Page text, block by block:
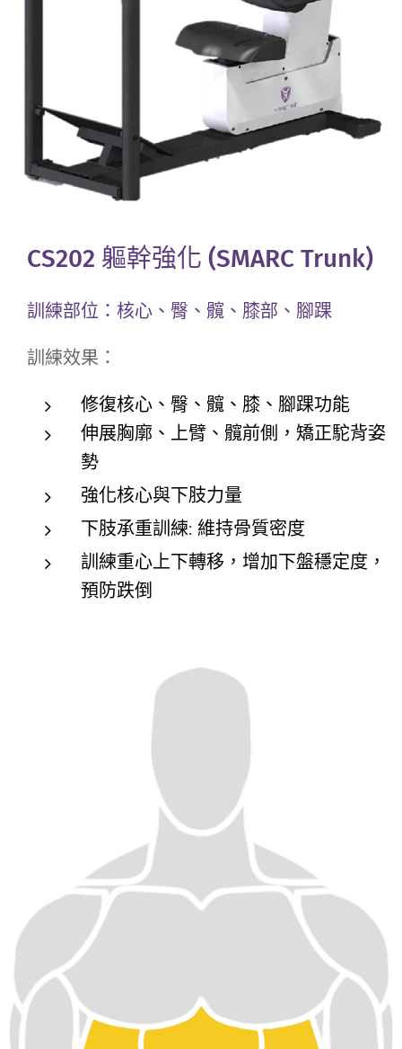
CS202 軀幹強化 (SMARC Trunk)
訓練部位： 核心、臀、髖、膝部、腳踝
訓練效果：
修復核心、臀、髖、膝、腳踝功能
伸展胸廓、上臂、髖前側，矯正駝背姿
勢
強化核心與下肢力量
下肢承重訓練: 維持骨質密度
訓練重心上下轉移，增加下盤穩定度，
預防跌倒